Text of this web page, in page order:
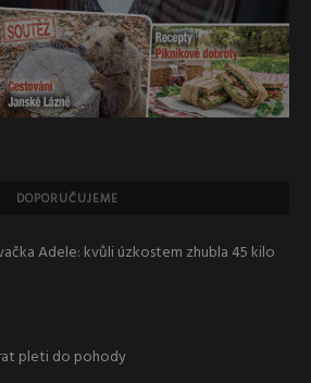
DOPORUČUJEME
Adele: kvůli úzkostem zhubla 45 kilo
pleti do pohody